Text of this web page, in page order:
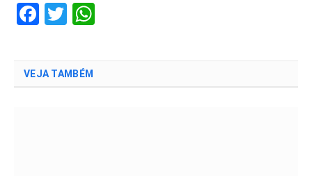
Facebook
Twitter
VEJA TAMBÉM